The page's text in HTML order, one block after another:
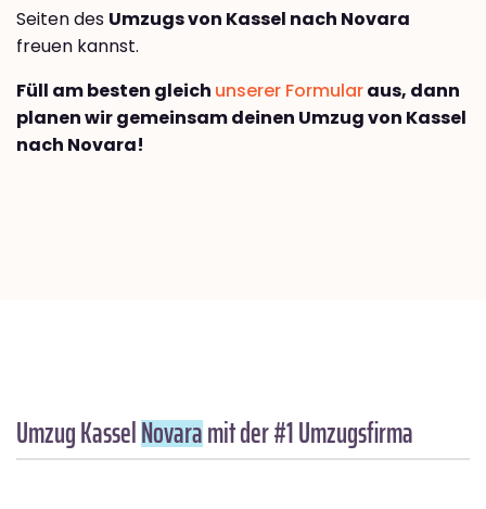
Seiten des Umzugs von Kassel nach Novara
freuen kannst.
Füll am besten gleich unserer Formularaus, dann
planen wir gemeinsam deinen Umzug von Kassel
nach Novara!
Umzug KasselNovaramit der #1 Umzugsfirma